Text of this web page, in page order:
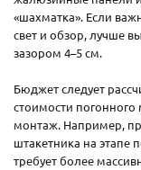
«шахматка». Если
свет и обзор, лучше
зазором 4–5 см.
Бюджет следует
стоимости
монтаж. Например,
штакетника на этапе
требует более